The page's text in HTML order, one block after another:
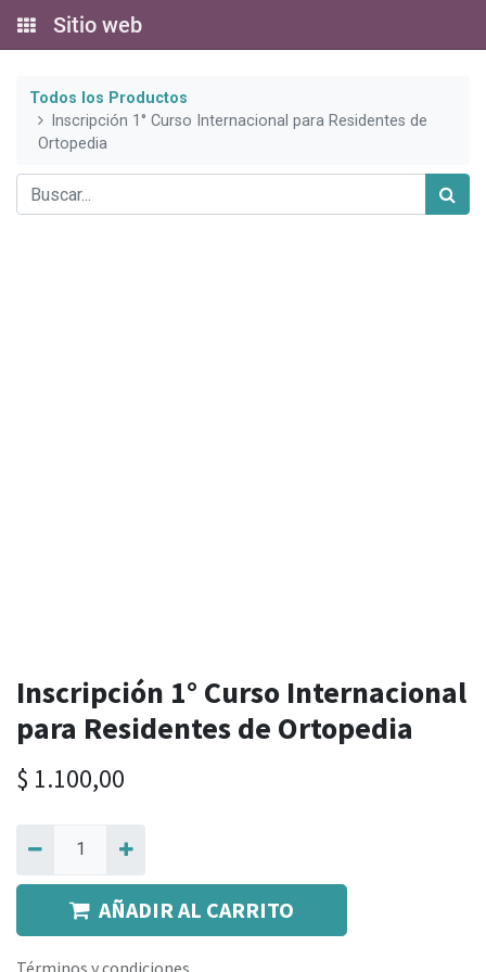
Sitio web
Todos los Productos
Inscripción 1° Curso Internacional para Residentes de
Ortopedia
Inscripción 1° Curso Internacional
para Residentes de Ortopedia
$ 1.100,00
AÑADIR AL CARRITO
Términos y condiciones